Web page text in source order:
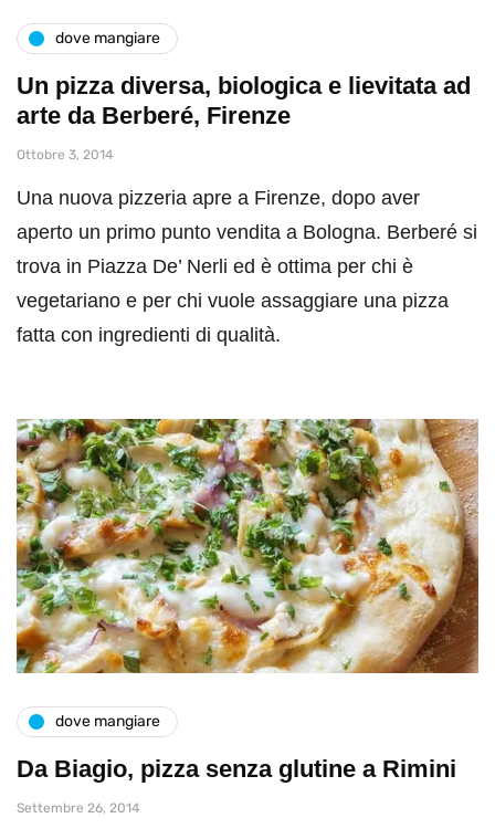
dove mangiare
Un pizza diversa, biologica e lievitata ad
arte da Berberé, Firenze
Ottobre 3, 2014
Una nuova pizzeria apre a Firenze, dopo aver
aperto un primo punto vendita a Bologna. Berberé si
trova in Piazza De’ Nerli ed è ottima per chi è
vegetariano e per chi vuole assaggiare una pizza
fatta con ingredienti di qualità.
dove mangiare
Da Biagio, pizza senza glutine a Rimini
Settembre 26, 2014